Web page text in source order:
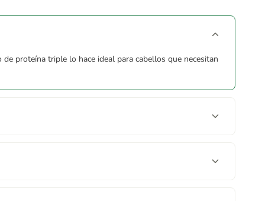
proteína triple lo hace ideal para cabellos que necesitan